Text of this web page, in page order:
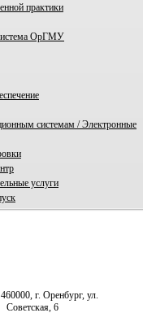
практики
ОрГМУ
системам / Электронные
услуги
г. Оренбург, ул.
Советская, 6